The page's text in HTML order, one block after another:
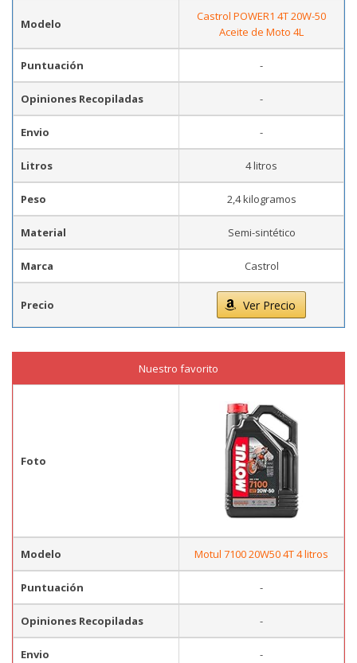
Modelo
Castrol POWER1 4T 20W-50
Aceite de Moto 4L
Puntuación -
Opiniones Recopiladas -
Envio -
Litros 4 litros
Peso 2,4 kilogramos
Material Semi-sintético
Marca Castrol
Precio Ver Precio
Nuestro favorito
Foto
Modelo Motul 7100 20W50 4T 4 litros
Puntuación -
Opiniones Recopiladas -
Envio -